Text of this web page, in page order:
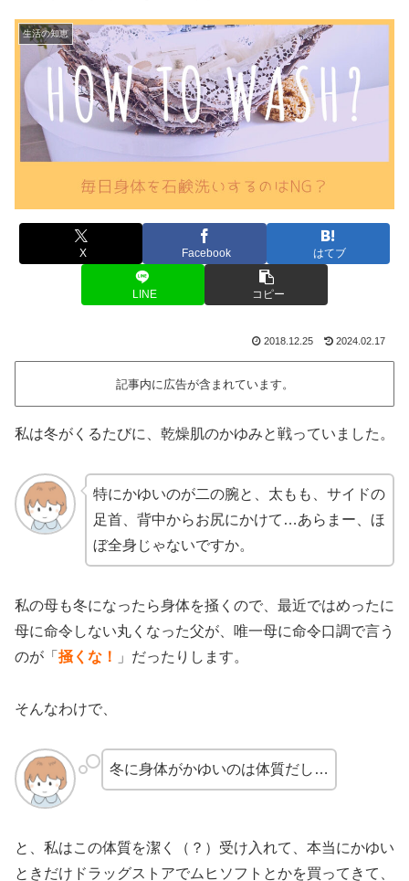
生活の知恵
X Facebook はてブ
LINE コピー
2018.12.25 2024.02.17
記事内に広告が含まれています。
私は冬がくるたびに、乾燥肌のかゆみと戦っていました。
特にかゆいのが二の腕と、太もも、サイドの
足首、背中からお尻にかけて…あらまー、ほ
ぼ全身じゃないですか。
私の母も冬になったら身体を掻くので、最近ではめったに
母に命令しない丸くなった父が、唯一母に命令口調で言う
のが「 掻くな！ 」だったりします。
そんなわけで、
冬に身体がかゆいのは体質だし…
と、私はこの体質を潔く（？）受け入れて、本当にかゆい
ときだけドラッグストアでムヒソフトとかを買ってきて、